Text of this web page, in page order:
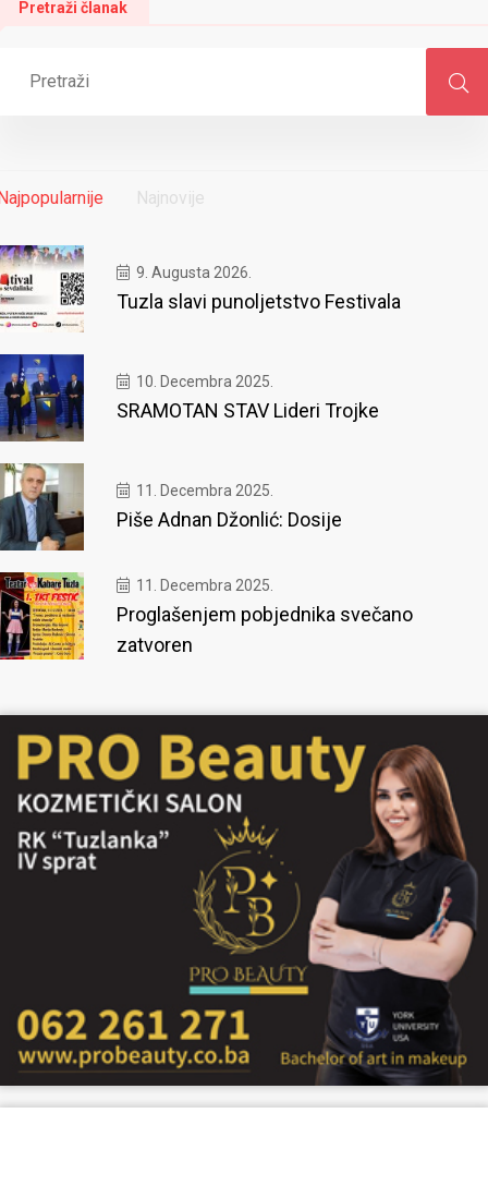
Pretraži članak
Najnovije
9. Augusta 2026.
Tuzla slavi punoljetstvo Festivala
10. Decembra 2025.
SRAMOTAN STAV Lideri Trojke
11. Decembra 2025.
Piše Adnan Džonlić: Dosije
11. Decembra 2025.
Proglašenjem pobjednika svečano
zatvoren